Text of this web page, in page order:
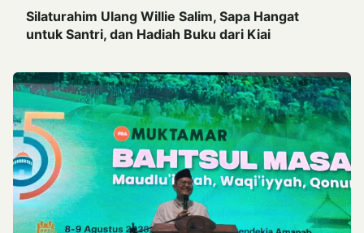
Silaturahim Ulang Willie Salim, Sapa Hangat
untuk Santri, dan Hadiah Buku dari Kiai